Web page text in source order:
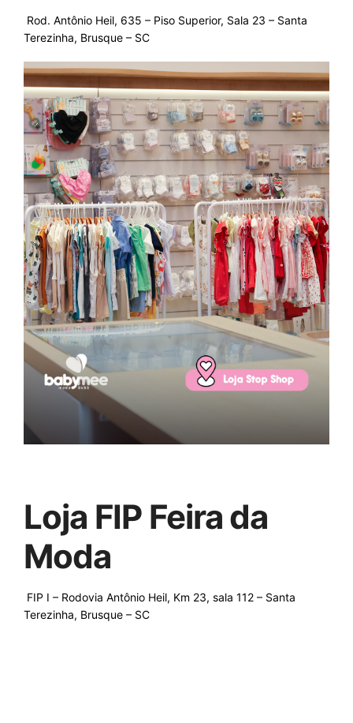
Rod. Antônio Heil, 635 – Piso Superior, Sala 23 – Santa
Terezinha, Brusque – SC
Loja FIP Feira da
Moda
FIP I – Rodovia Antônio Heil, Km 23, sala 112 – Santa
Terezinha, Brusque – SC